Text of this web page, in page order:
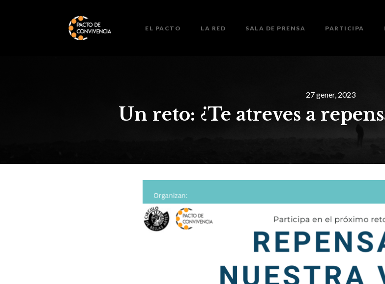
EL PACTO LA RED SALA DE PRENSA PARTICIPA
27 gener, 2023
Un reto: ¿Te atreves a